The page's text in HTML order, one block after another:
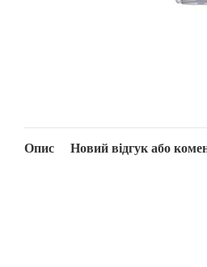
Опис Новий відгук або